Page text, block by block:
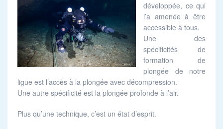
développée, ce qui
l’a amenée à être
accessible à tous.
Une des
spécificités de
formation de
plongée de notre
ligue est l’accès à la plongée avec décompression.
Une autre spécificité est la plongée profonde à l’air.
Plus qu’une technique, c’est un état d’esprit.